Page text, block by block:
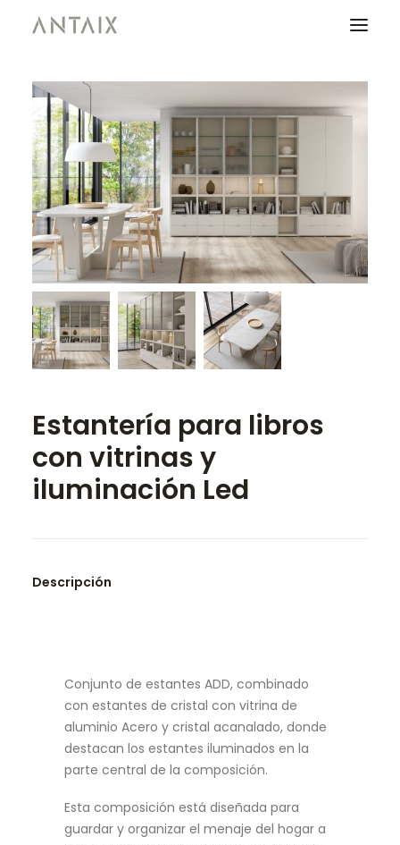
PRODUCTOS
CATÁLOGOS
NEWS
QUIENES SOMOS
CONTACTO
ÁREA DE PROFESIONALES
SEARCH
Estantería para libros
con vitrinas y
iluminación Led
Descripción
Conjunto de estantes ADD, combinado
con estantes de cristal con vitrina de
aluminio Acero y cristal acanalado, donde
destacan los estantes iluminados en la
parte central de la composición.
Esta composición está diseñada para
guardar y organizar el menaje del hogar a